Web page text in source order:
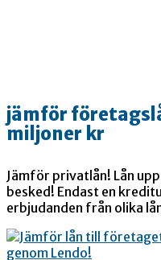
jämför
miljoner kr
Jämför privatlån! Lån
besked! Endast en
erbjudanden från olika